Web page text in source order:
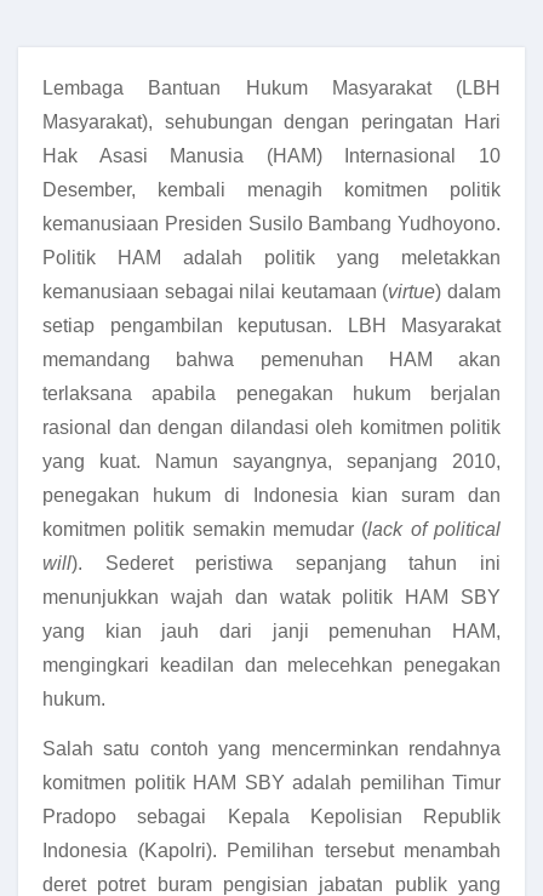
Lembaga Bantuan Hukum Masyarakat (LBH
Masyarakat), sehubungan dengan peringatan Hari
Hak Asasi Manusia (HAM) Internasional 10
Desember, kembali menagih komitmen politik
kemanusiaan Presiden Susilo Bambang Yudhoyono.
Politik HAM adalah politik yang meletakkan
kemanusiaan sebagai nilai keutamaan (virtue) dalam
setiap pengambilan keputusan. LBH Masyarakat
memandang bahwa pemenuhan HAM akan
terlaksana apabila penegakan hukum berjalan
rasional dan dengan dilandasi oleh komitmen politik
yang kuat. Namun sayangnya, sepanjang 2010,
penegakan hukum di Indonesia kian suram dan
komitmen politik semakin memudar (lack of political
will). Sederet peristiwa sepanjang tahun ini
menunjukkan wajah dan watak politik HAM SBY
yang kian jauh dari janji pemenuhan HAM,
mengingkari keadilan dan melecehkan penegakan
hukum.
Salah satu contoh yang mencerminkan rendahnya
komitmen politik HAM SBY adalah pemilihan Timur
Pradopo sebagai Kepala Kepolisian Republik
Indonesia (Kapolri). Pemilihan tersebut menambah
deret potret buram pengisian jabatan publik yang